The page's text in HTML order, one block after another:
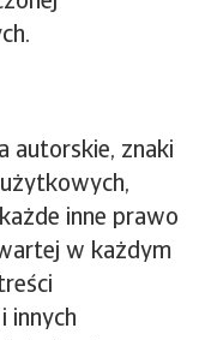
autorskie, znaki
inne prawo
w każdym
innych